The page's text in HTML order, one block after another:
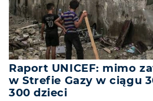
Raport UNICEF: mimo
w Strefie Gazy w ciągu
300 dzieci